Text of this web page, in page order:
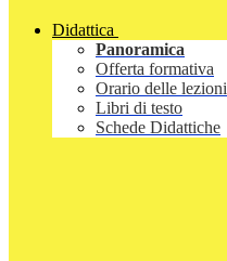
Didattica
Panoramica
Offerta formativa
Orario delle lezioni
Libri di testo
Schede Didattiche